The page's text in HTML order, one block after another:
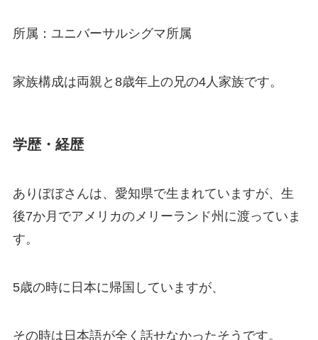
所属：ユニバーサルシグマ所属
家族構成は両親と8歳年上の兄の4人家族です。
学歴・経歴
ありぼぼさんは、愛知県で生まれていますが、生
後7か月でアメリカのメリーランド州に渡っていま
す。
5歳の時に日本に帰国していますが、
その時は日本語が全く話せなかったそうです。